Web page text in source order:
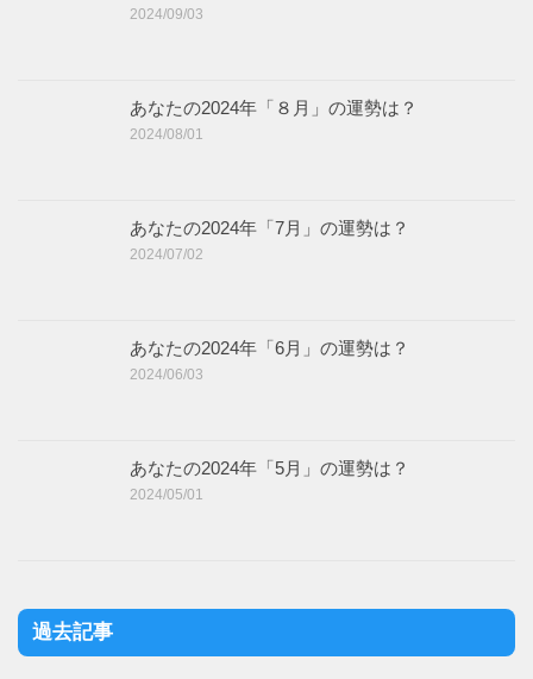
2024/09/03
あなたの2024年「８月」の運勢は？
2024/08/01
あなたの2024年「7月」の運勢は？
2024/07/02
あなたの2024年「6月」の運勢は？
2024/06/03
あなたの2024年「5月」の運勢は？
2024/05/01
過去記事